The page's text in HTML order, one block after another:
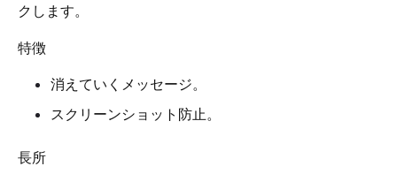
クします。
特徴
消えていくメッセージ。
スクリーンショット防止。
長所